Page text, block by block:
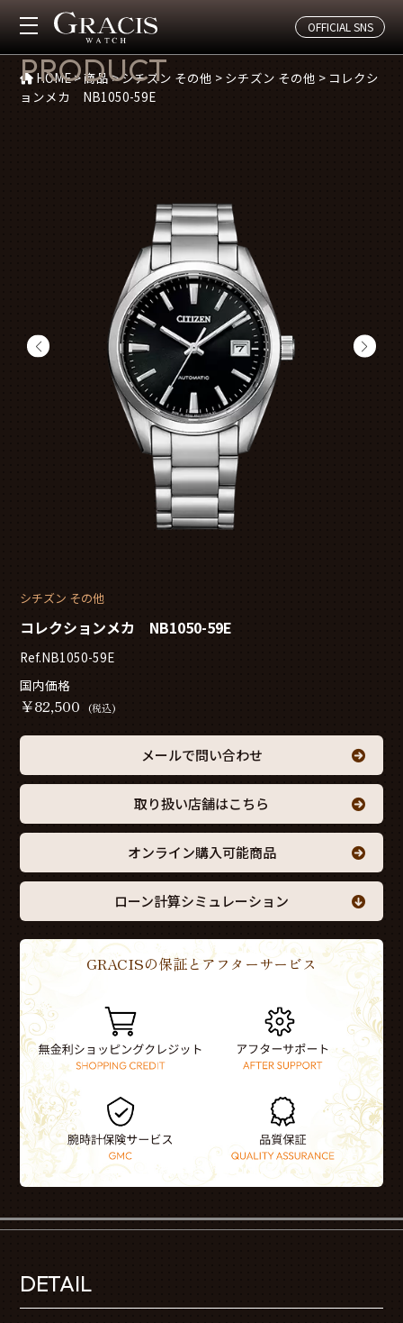
OFFICIAL SNS
商品紹介
PRODUCT
HOME>商品>シチズン その他 > シチズン その他 > コレクシ
ョンメカ NB1050-59E
シチズン その他
コレクションメカ NB1050-59E
Ref.NB1050-59E
国内価格
￥82,500 (税込)
メールで問い合わせ
取り扱い店舗はこちら
オンライン購入可能商品
ローン計算シミュレーション
GRACISの保証とアフターサービス
DETAIL